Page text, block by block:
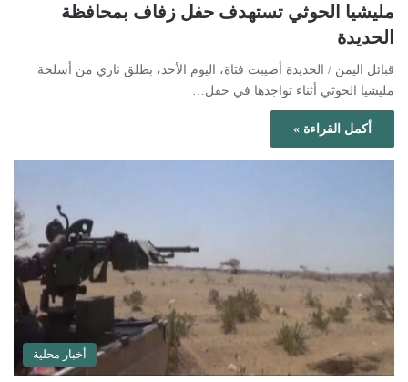
مليشيا الحوثي تستهدف حفل زفاف بمحافظة
الحديدة
قبائل اليمن / الحديدة أصيبت فتاة، اليوم الأحد، بطلق ناري من أسلحة
مليشيا الحوثي أثناء تواجدها في حفل…
أكمل القراءة »
أخبار محلية